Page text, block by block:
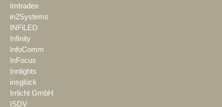
Imtradex
in2Systems
INFiLED
Infinity
InfoComm
InFocus
Innlights
insglück
Irrlicht GmbH
ISDV